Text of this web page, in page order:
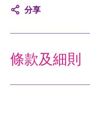
分享
條款及細則